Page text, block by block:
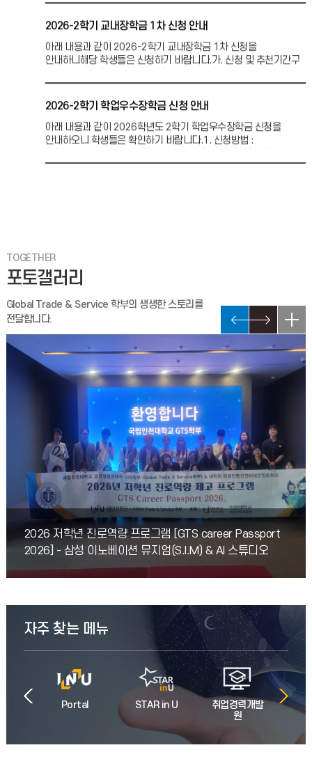
2026-2학기 교내장학금 1차 신청 안내
아래 내용과 같이 2026-2학기 교내장학금 1차 신청을
안내하니해당 학생들은 신청하기 바랍니다.가. 신청 및 추천기간구
2026-2학기 학업우수장학금 신청 안내
아래 내용과 같이 2026학년도 2학기 학업우수장학금 신청을
안내하오니 학생들은 확인하기 바랍니다.1. 신청방법 :
2026-1학기 교내장학금(학생장학금Ⅱ) 신청 안내
2026-1학기 교내장학금(학생장학금Ⅱ) 일정을 아래와 같이
안내하오니, 해당 학생들은 기간 내에 신청할 수 있도록 확인하여
주시기 바랍니다. 가. 신청기간 : 2026. 7. 7
2026-1 담임교수 면담 관련 안내
2026-2학기 학업우수장학금 심사 시 반영되는 담임교수 면담은
2026년 7월 10일(금)까지 학생역량관리시스템(STARinU)에
입력된 내용을 기준으로 반영될 예정입니다.면담을
2026-1학기 유니포인트 마감 및 장학금 신청 안내
2026-1학기 유니포인트 마감 및 장학금 신청과 관련하여 다음과
같이 안내드리오니, 아래 내용을 확인하여 주시기 바랍니다. 가.
2026-1학기 유니포인트 부여 기준구분포인트 부
2026년 8월 졸업예정자 졸업사정 진행현황 확인 안내
아래 내용과 같이 2026년 8월 졸업예정자 졸업사정 진행 현황을
확인할 수 있는통합정보시스템 내 메뉴를 안내하니 해당 학생들은
확인하기 바랍니다.가. 확인 기간: 2026. 7.
2026-2학기 학생자율형 연구 교과목으로 RISE(Research
Intensive Self-motivated Education) 교과목을 개설하여
운영합니다.● 교과목 개요
2026학년도 1학기 학사경고 대상자 명단 및 학사경고 1회 면제 프로그램 운영 안내
2026학년도 1학기 학사경고 대상자 및 면제 프로그램 일정을
안내드리오니, 대상자는 기한 내 신청할 수 있도록 확인하여 주시기
2026-2학기 교내장학금 1차 신청 안내
TOGETHER
포토갤러리
Global Trade & Service 학부의 생생한 스토리를
전달합니다.
2026 저학년 진로역량 프로그램 [GTS career Passport
2026] - 삼성 이노베이션 뮤지엄(S.I.M) & AI 스튜디오
(BSS) 견학
자주 찾는 메뉴
Portal STAR in U
취업경력개발
원